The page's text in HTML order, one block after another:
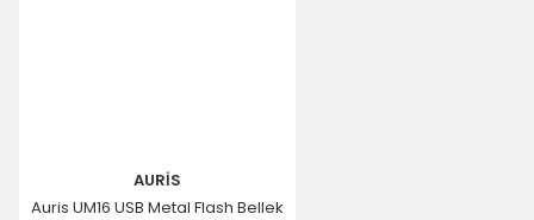
AURİS
Auris UM16 USB Metal Flash Bellek